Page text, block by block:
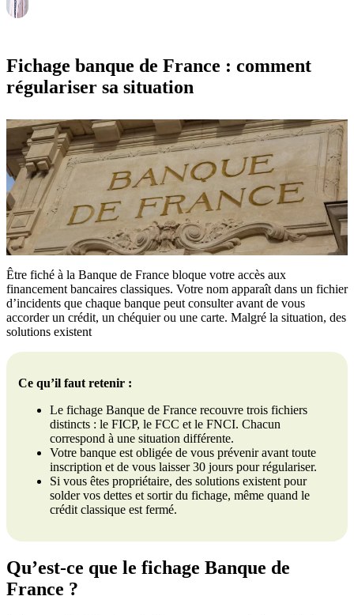
Fichage banque de France : comment
régulariser sa situation
Être fiché à la Banque de France bloque votre accès aux
financement bancaires classiques. Votre nom apparaît dans un fichier
d’incidents que chaque banque peut consulter avant de vous
accorder un crédit, un chéquier ou une carte. Malgré la situation, des
solutions existent
Ce qu’il faut retenir :
Le fichage Banque de France recouvre trois fichiers
distincts : le FICP, le FCC et le FNCI. Chacun
correspond à une situation différente.
Votre banque est obligée de vous prévenir avant toute
inscription et de vous laisser 30 jours pour régulariser.
Si vous êtes propriétaire, des solutions existent pour
solder vos dettes et sortir du fichage, même quand le
crédit classique est fermé.
Qu’est-ce que le fichage Banque de
France ?